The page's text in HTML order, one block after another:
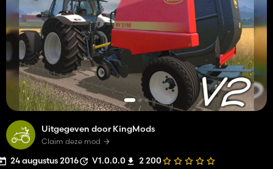
Uitgegeven door KingMods
Claim deze mod
24 augustus 2016 V1.0.0.0 2 200